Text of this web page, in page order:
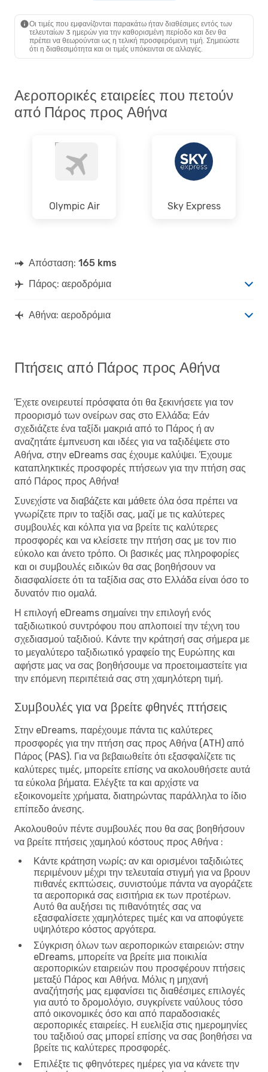
- PAS
Οι τιμές που εμφανίζονται παρακάτω ήταν διαθέσιμες εντός των
τελευταίων 3 ημερών για την καθορισμένη περίοδο και δεν θα
πρέπει να θεωρούνται ως η τελική προσφερόμενη τιμή. Σημειώστε
ότι η διαθεσιμότητα και οι τιμές υπόκεινται σε αλλαγές.
Αεροπορικές εταιρείες που πετούν
από Πάρος προς Αθήνα
Olympic Air Sky Express
Απόσταση: 165 kms
Πάρος: αεροδρόμια
Αθήνα: αεροδρόμια
Πτήσεις από Πάρος προς Αθήνα
Έχετε ονειρευτεί πρόσφατα ότι θα ξεκινήσετε για τον
προορισμό των ονείρων σας στο Ελλάδα; Εάν
σχεδιάζετε ένα ταξίδι μακριά από το Πάρος ή αν
αναζητάτε έμπνευση και ιδέες για να ταξιδέψετε στο
Αθήνα, στην eDreams σας έχουμε καλύψει. Έχουμε
καταπληκτικές προσφορές πτήσεων για την πτήση σας
από Πάρος προς Αθήνα!
Συνεχίστε να διαβάζετε και μάθετε όλα όσα πρέπει να
γνωρίζετε πριν το ταξίδι σας, μαζί με τις καλύτερες
συμβουλές και κόλπα για να βρείτε τις καλύτερες
προσφορές και να κλείσετε την πτήση σας με τον πιο
εύκολο και άνετο τρόπο. Οι βασικές μας πληροφορίες
και οι συμβουλές ειδικών θα σας βοηθήσουν να
διασφαλίσετε ότι τα ταξίδια σας στο Ελλάδα είναι όσο το
δυνατόν πιο ομαλά.
Η επιλογή eDreams σημαίνει την επιλογή ενός
ταξιδιωτικού συντρόφου που απλοποιεί την τέχνη του
σχεδιασμού ταξιδιού. Κάντε την κράτησή σας σήμερα με
το μεγαλύτερο ταξιδιωτικό γραφείο της Ευρώπης και
αφήστε μας να σας βοηθήσουμε να προετοιμαστείτε για
την επόμενη περιπέτειά σας στη χαμηλότερη τιμή.
Συμβουλές για να βρείτε φθηνές πτήσεις
Στην eDreams, παρέχουμε πάντα τις καλύτερες
προσφορές για την πτήση σας προς Αθήνα (ATH) από
Πάρος (PAS). Για να βεβαιωθείτε ότι εξασφαλίζετε τις
καλύτερες τιμές, μπορείτε επίσης να ακολουθήσετε αυτά
τα εύκολα βήματα. Ελέγξτε τα και αρχίστε να
εξοικονομείτε χρήματα, διατηρώντας παράλληλα το ίδιο
επίπεδο άνεσης.
Ακολουθούν πέντε συμβουλές που θα σας βοηθήσουν
να βρείτε πτήσεις χαμηλού κόστους προς Αθήνα :
Κάντε κράτηση νωρίς: αν και ορισμένοι ταξιδιώτες
περιμένουν μέχρι την τελευταία στιγμή για να βρουν
πιθανές εκπτώσεις, συνιστούμε πάντα να αγοράζετε
τα αεροπορικά σας εισιτήρια εκ των προτέρων.
Αυτό θα αυξήσει τις πιθανότητές σας να
εξασφαλίσετε χαμηλότερες τιμές και να αποφύγετε
υψηλότερο κόστος αργότερα.
Σύγκριση όλων των αεροπορικών εταιρειών: στην
eDreams, μπορείτε να βρείτε μια ποικιλία
αεροπορικών εταιρειών που προσφέρουν πτήσεις
μεταξύ Πάρος και Αθήνα. Μόλις η μηχανή
αναζήτησής μας εμφανίσει τις διαθέσιμες επιλογές
για αυτό το δρομολόγιο, συγκρίνετε ναύλους τόσο
από οικονομικές όσο και από παραδοσιακές
αεροπορικές εταιρείες. Η ευελιξία στις ημερομηνίες
του ταξιδιού σας μπορεί επίσης να σας βοηθήσει να
βρείτε τις καλύτερες προσφορές.
Επιλέξτε τις φθηνότερες ημέρες για να κάνετε την